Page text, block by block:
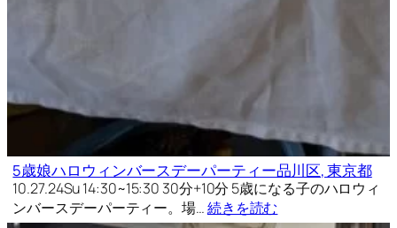
5歳娘ハロウィンバースデーパーティー品川区, 東京都
10.27.24Su 14:30~15:30 30分+10分 5歳になる子のハロウィ
ンバースデーパーティー。場…続きを読む